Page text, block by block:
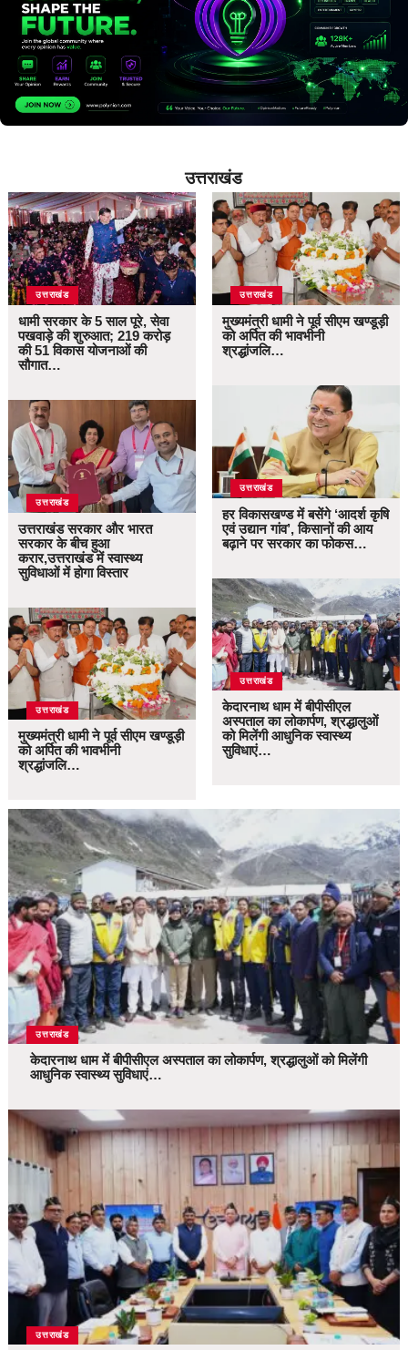
उत्तराखंड
उत्तराखंड
धामी सरकार के 5 साल पूरे, सेवा
पखवाड़े की शुरुआत; 219 करोड़
की 51 विकास योजनाओं की
सौगात…
उत्तराखंड
उत्तराखंड सरकार और भारत
सरकार के बीच हुआ
करार,उत्तराखंड में स्वास्थ्य
सुविधाओं में होगा विस्तार
उत्तराखंड
मुख्यमंत्री धामी ने पूर्व सीएम खण्डूड़ी
को अर्पित की भावभीनी
श्रद्धांजलि…
उत्तराखंड
मुख्यमंत्री धामी ने पूर्व सीएम खण्डूड़ी
को अर्पित की भावभीनी
श्रद्धांजलि…
उत्तराखंड
हर विकासखण्ड में बसेंगे ‘आदर्श कृषि
एवं उद्यान गांव’, किसानों की आय
बढ़ाने पर सरकार का फोकस…
उत्तराखंड
केदारनाथ धाम में बीपीसीएल
अस्पताल का लोकार्पण, श्रद्धालुओं
को मिलेंगी आधुनिक स्वास्थ्य
सुविधाएं…
उत्तराखंड
केदारनाथ धाम में बीपीसीएल अस्पताल का लोकार्पण, श्रद्धालुओं को मिलेंगी
आधुनिक स्वास्थ्य सुविधाएं…
उत्तराखंड